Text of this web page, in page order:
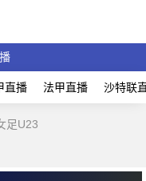
直播 法甲直播 沙特联
足U23